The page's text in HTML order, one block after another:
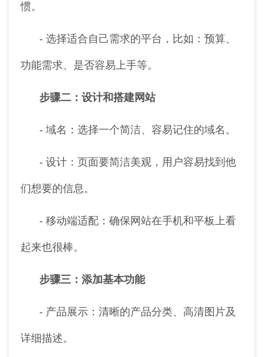
惯。
- 选择适合自己需求的平台，比如：预算、
功能需求、是否容易上手等。
步骤二：设计和搭建网站
- 域名：选择一个简洁、容易记住的域名。
- 设计：页面要简洁美观，用户容易找到他
们想要的信息。
- 移动端适配：确保网站在手机和平板上看
起来也很棒。
步骤三：添加基本功能
- 产品展示：清晰的产品分类、高清图片及
详细描述。